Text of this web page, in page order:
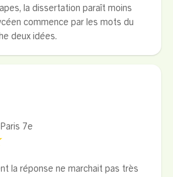
la dissertation paraît moins
commence par les mots du
deux idées.
7e
la réponse ne marchait pas très